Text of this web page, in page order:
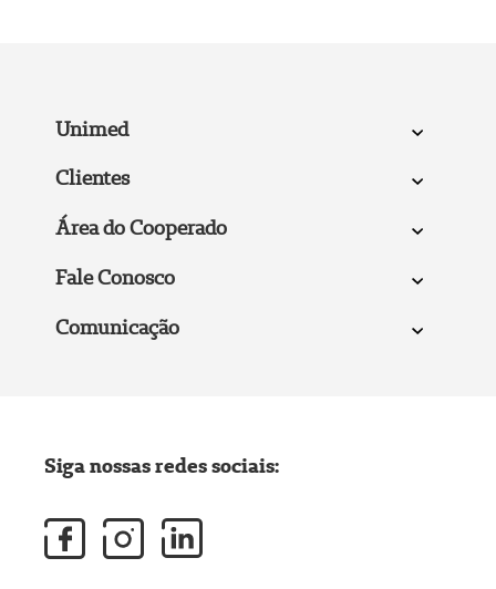
Unimed
Clientes
Área do Cooperado
Fale Conosco
Comunicação
Siga nossas redes sociais: